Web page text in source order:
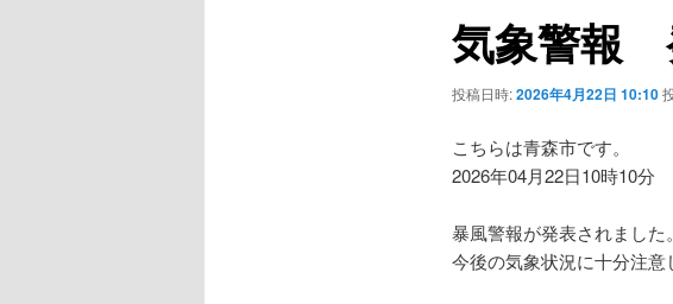
気象警報
投稿日時:2026年4月22日 10:10
こちらは青森市です。
2026年04月22日10時10分
暴風警報が発表されました。
今後の気象状況に十分注意